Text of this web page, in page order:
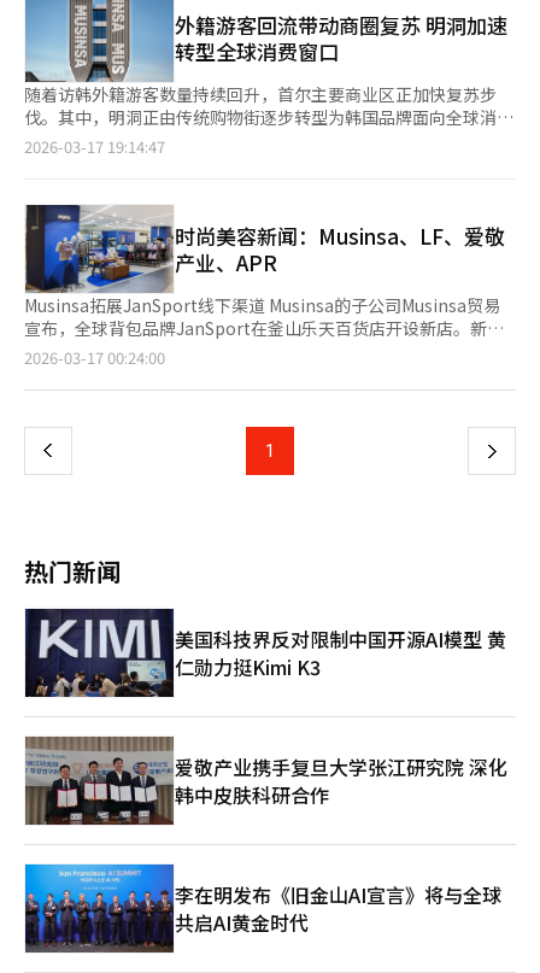
于2000年，2007年通过与中国本土企业报喜鸟建立合作关系正式
进入中国市场，瞄准高端休闲消费人群。目前在中国门店数量约
600家，今年初，哈吉斯全球旗舰店“Space H SHANGHAI”落户
上海新天地，持续加强高端线下零售布局。 此外，韩国F&F集团旗
下品牌MLB在运动品牌排行榜中位列第18位。MLB于1999年获得
美国职业棒球大联盟（MLB）服饰全球授权，2020年正式进入中
国市场，以印有美国职棒球队标志的棒球帽等产品受到年轻消费者
3.4万亿元人民币。 韩国贸易投资振兴公社（KOTRA）分析称，随
着电子商务和社交媒体的快速发展，中国年轻消费者对时尚潮流的
关注度持续提升，尤其是具有鲜明个性和原创设计特色的时尚品
牌，正受到越来越多中国消费者的青睐。
旗舰店外籍游客销售额则同比增长168%。 随着外国消费者占比不
断提高，明洞正逐渐从传统旅游商圈升级为品牌测试全球市场需求
的重要“试验场”。目前，部分门店外籍游客销售占比已达到90%
以上。来自中国大陆、中国台湾、中国香港、日本、东南亚以及欧
美等地区的消费者汇聚于此，使品牌能够通过门店直接观察不同市
场消费者对产品、价格和品牌内容的反应，并据此调整海外扩张和
营销策略。 与此同时，品牌运营思路也从单纯追求销售规模转向
浸式空间、韩流文化体验区以及联名快闪活动等方式提升品牌影响
力。业内人士表示，明洞如今已不仅是销售场所，更成为展示品牌
文化、连接全球消费者的重要战略据点。
作的7种便餐。星巴克与韩国棒球联盟合作。新世界Casa准备
了“Calm Rest按摩椅”，Gmarket以折扣价销售“Roborock扫
地机器人”。 此外，新世界百货提供食品区最高30%折扣券。朝
鲜酒店与度假村的高档餐厅提供最高20%折扣。 No Brand
Burger推出新产品“NBB惊艳双层兰德斯购物节版套餐”，售价
4700韩元。SSG.com提供水果和韩牛等新鲜食品最高40%折扣，
并为会员提供100多种商品的特价。 预热活动也值得关注。易买得
60%折扣。 3月28日至29日，易买得、易买得24、SSG.com等将
在仁川SSG兰德斯球场开设快闪店。 CJ OnStyle被选为中小企业投
资项目“LIPS”运营商 CJ OnStyle宣布被选为中小企业部主办
的“LIPS”项目运营商。 LIPS项目是通过民间运营商对创新小企
业进行投资，政府提供后续资金支持。选定企业可获得最高5倍的
政策资金支持，最高限额为5亿韩元。 CJ OnStyle在选拔过程中，
其品牌培育项目“CJ OnCubating”受到高度评价。 CJ OnStyle
计划对即将选拔的“2026 CJ OnCubating”品牌进行直接投资，
并结合LIPS政策资金，帮助新品牌减轻资金压力。 此次选拔将支
运动产品 乐天购物宣布，将在春夏季推出更多运动产品，重点推
出新品牌和加强中性产品线，以吸引男性顾客。 受运动休闲趋势
影响，去年乐天购物运动产品订单额同比增长20%。 乐天购物计
将推出适合过渡季节运动和日常使用的“混合套装”男女系列。 3
连帽衫、卫衣和裤子组成的舒适套装。 3月29日，将销售法国运动
品牌“Castelbajac”的“单色尼龙夹克”和“放松双层裤”。 在
乐天iMall网上商城，3月30日前将在“运动幸运节”上以最高21%
折扣销售Nike、New Balance、Hazzys等热门运动品牌。 “发掘
宣布，从3月23日至4月20日，进行“2026 KT&G想象空间可可挑
战”征集活动。 今年是第六届可可挑战，旨在支持环保化妆品创
业，自2021年起每年举办。 此次征集主题为“悠闲”，在护肤、
头发、身体、化妆品等环保领域征集创新创业想法。 征集分
为“初学者”和“挑战者”两部分。初学者可由个人或5人以下团
队提交环保美容创业想法。 挑战者为创业7年以内的企业或中小企
业部标准的小企业。报名方式可在KT&G想象空间官网查看。 选拔
过程包括文件审查、演示评审、指导营，各领域专家将参与评估。
进入决赛的18个团队将获得专家指导，最终选出的初学者和挑战者
3个团队将与化妆品公司“Cosmocos”合作，获得价值2000万韩
元的产品开发和制作支持。 KT&G想象空间相关负责人表示：“通
外籍游客回流带动商圈复苏 明洞加速
转型全球消费窗口
随着访韩外籍游客数量持续回升，首尔主要商业区正加快复苏步
伐。其中，明洞正由传统购物街逐步转型为韩国品牌面向全球消费
者的重要据点。时尚、流通及食品企业纷纷重新布局这一商圈，带
口。疫情期间该区域一度出现空置率上升，但随着外籍游客回流，
目前访客规模已超过疫情前水平，正逐步恢复其全球性商业中心地
位。 在此背景下，韩国时尚平台MUSINSA正将明洞作为线下扩张
的重要据点。上月30日，公司在明洞开设面积约992平方米的时尚
集合店“Musinsa Store明洞店”。此前于2024年开业
的“MUSINSA STANDARD明洞店”，已成为吸引访韩游客的重要
门店。 数据显示，MUSINSA STANDARD明洞店销售额中约55%
来自外籍游客。新开业的Musinsa Store引入超过80%已在粉丝群
体中获得验证的韩国品牌，并以“韩国时尚体验空间”为设计理
设旗舰店“可隆体育（KOLON SPORT）首尔”。与侧重品牌展示
的体验型门店不同，该门店以实际销售为核心。公司表示，拟通过
更是集中呈现品牌整体体验的重要平台。 业绩方面，LF集团去年
34%。公司指出，主力品牌哈吉斯（HAZZYS）盈利能力改善是业
绩增长的重要动力。目前，哈吉斯在全球运营600余家门店，未来
亦计划以明洞旗舰店为窗口，进一步加强与访韩游客的连接。 大
型流通企业同样将明洞视为重点布局区域。乐天免税店明洞本店近
期完成通往卖场的“Star Avenue”空间改造，通过强化体验与观
赏内容，延长顾客停留时间。公司方面表示，近期外国顾客明显增
加，珠宝及女士腕表销售表现亮眼，韩国食品的购买需求也显著上
升。从销售结构来看，红参、巧克力、海苔等商品持续位居前列，
消费结构正由以奢侈品为主逐步转向多元化。 新世界百货则通
过“新世界广场”项目推进明洞地标化建设，利用建筑外墙LED媒
体艺术播放K-POP音乐视频及艺人相关内容，吸引大量国内外游
客。公司表示，自去年年底以来，明洞本店外国顾客数量已增长三
倍以上。 与此同时，以“火鸡面”走红的三养食品于1月26日将总
部从城北区迁至明洞新办公楼，这是时隔28年的首次迁址。公司表
示，明洞集聚大量外籍游客，其区位优势是迁址的重要考量。未来
2026-03-17 19:14:47
时尚美容新闻：Musinsa、LF、爱敬
产业、APR
Musinsa拓展JanSport线下渠道 Musinsa的子公司Musinsa贸易
宣布，全球背包品牌JanSport在釜山乐天百货店开设新店。新店
位于乐天百货店7楼，占地61平方米，是JanSport在釜山的第二个
道，去年JanSport的线下销售额翻倍。新店提供Superbreak
你包和配件。LF Hazzys明洞旗舰店更换灯光并进行粉丝营销 LF宣
布，明洞的Hazzys旗舰店将于20日至22日更换为紫色灯光，以迎
产业宣布推出AGE20'S的“丝绒持久粉底”，具有遮瑕和抗暗沉效
果。该产品提供六种色号，适合不同肤色。爱敬产业表示，该产品
结合了多种成分，能均匀涂抹并保持清爽。 APR进军印度最大美
妆平台Nykaa APR宣布与印度最大美妆平台Nykaa达成战略合作，
计划在印度市场推广其产品。Nykaa是印度领先的在线美妆平台，
APR将通过该平台销售其核心护肤产品，并计划在年内进入线下市
场。APR表示，印度是全球品牌关注的下一个重要市场，此次合作
将展示其技术实力并拓展全球市场。※ 本报道经人工智能（AI）系
统翻译与编辑。
2026-03-17 00:24:00
上
页
1 下
热门新闻
美国科技界反对限制中国开源AI模型 黄
仁勋力挺Kimi K3
爱敬产业携手复旦大学张江研究院 深化
韩中皮肤科研合作
李在明发布《旧金山AI宣言》将与全球
共启AI黄金时代